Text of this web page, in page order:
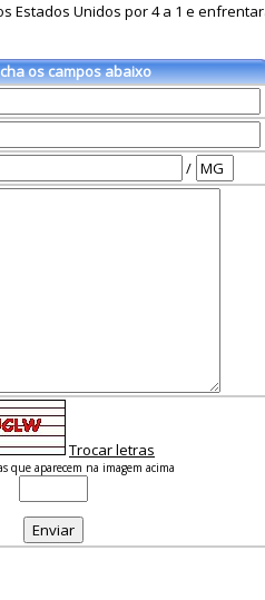
Estados Unidos por 4 a 1 e
os campos abaixo
/
Trocar letras
que aparecem na imagem acima